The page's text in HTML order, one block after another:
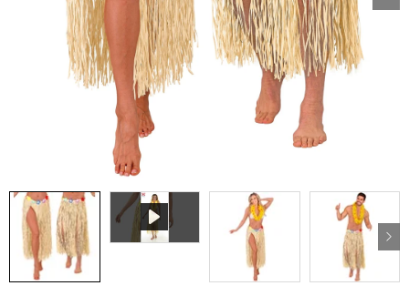
Náš příběh Nejčastější otázky a odpovědi Kontakty
Blog
Doprava a poštovné
Vrácení a reklamace
Obchodní podmínky
Podmínky ochrany osobních údajů